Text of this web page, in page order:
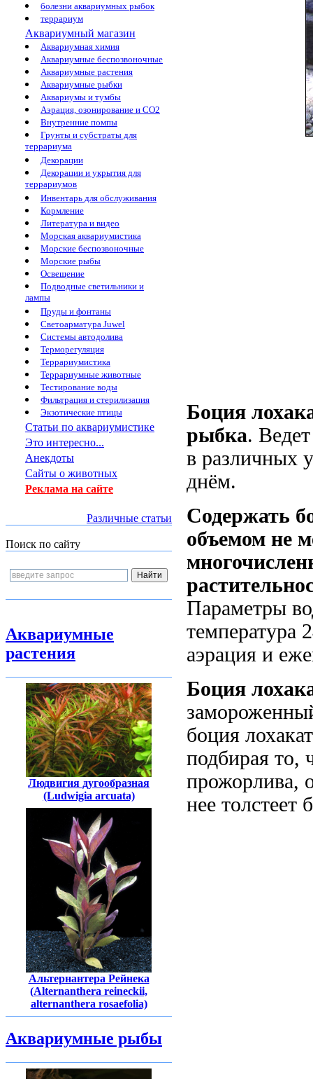
болезни аквариумных рыбок
террариум
Аквариумный магазин
Аквариумная химия
Аквариумные беспозвоночные
Аквариумные растения
Аквариумные рыбки
Аквариумы и тумбы
Аэрация, озонирование и CO2
Внутренние помпы
Грунты и субстраты для
террариума
Декорации
Декорации и укрытия для
террариумов
Инвентарь для обслуживания
Кормление
Литература и видео
Морская аквариумистика
Морские беспозвоночные
Морские рыбы
Освещение
Подводные светильники и
лампы
Пруды и фонтаны
Светоарматура Juwel
Системы автодолива
Терморегуляция
Террариумистика
Террариумные животные
Тестирование воды
Фильтрация и стерилизация
Экзотические птицы
Статьи по аквариумистике
Это интересно...
Анекдоты
Сайты о животных
Реклама на сайте
Различные статьи
Поиск по сайту
Аквариумные
растения
Людвигия дугообразная
(Ludwigia arcuata)
Альтернантера Рейнека
(Alternanthera reineckii,
alternanthera rosaefolia)
Аквариумные рыбы
Боция
рыбка.
в различных
днём.
Содержать
объемом не
Параметры
температура
аэрация и
Боция
боция
подбирая то,
прожорлива,
нее толстеет